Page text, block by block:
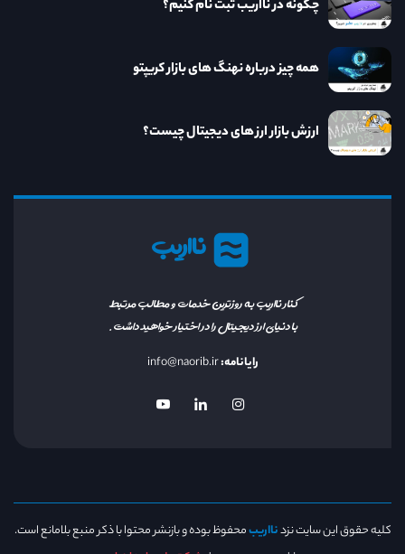
نااریب
کنار نااریب به روزترین خدمات و مطالب مرتبط
با دنیای ارز دیجیتال را در اختیار خواهید داشت.
رایانامه:info@naorib.ir
چگونه در نااریب ثبت نام کنیم؟
همه چیز درباره نهنگ های بازار کریپتو
ارزش بازار ارز های دیجیتال چیست؟
کلیه حقوق این سایت نزدنااریبمحفوظ بوده و بازنشر محتوا با ذکر منبع بلامانع است.